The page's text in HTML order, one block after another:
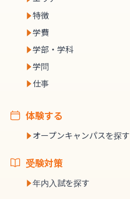
特徴
学費
学部・学科
学問
仕事
体験する
オープンキャンパスを探す
受験対策
年内入試を探す